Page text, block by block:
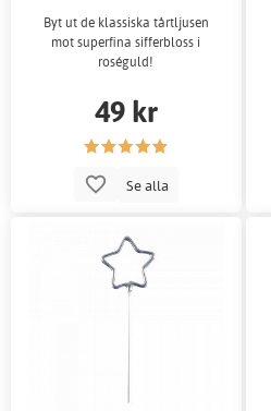
Byt ut de klassiska tårtljusen
mot superfina sifferbloss i
roséguld!
49 kr
Se alla